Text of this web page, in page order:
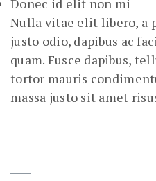
Nulla vitae elit libero, a
justo odio, dapibus ac
quam. Fusce dapibus,
tortor mauris
massa justo sit amet